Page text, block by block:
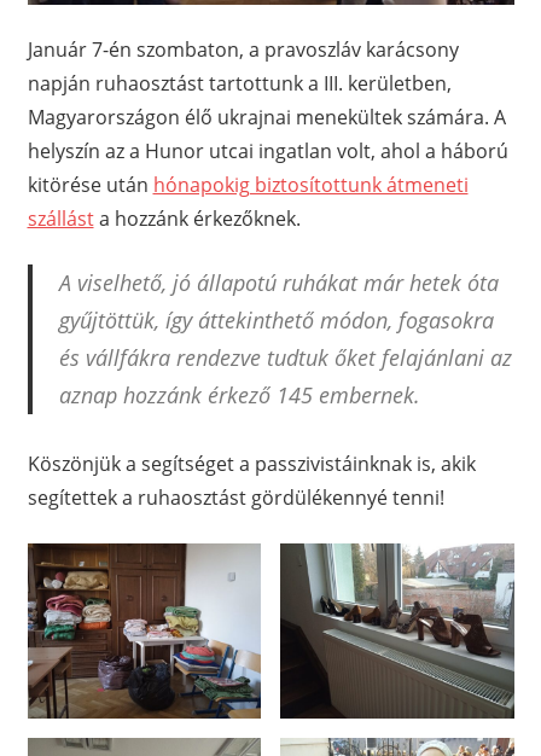
Január 7-én szombaton, a pravoszláv karácsony
napján ruhaosztást tartottunk a III. kerületben,
Magyarországon élő ukrajnai menekültek számára. A
helyszín az a Hunor utcai ingatlan volt, ahol a háború
kitörése után hónapokig biztosítottunk átmeneti
szállásta hozzánk érkezőknek.
A viselhető, jó állapotú ruhákat már hetek óta
gyűjtöttük, így áttekinthető módon, fogasokra
és vállfákra rendezve tudtuk őket felajánlani az
aznap hozzánk érkező 145 embernek.
Köszönjük a segítséget a passzivistáinknak is, akik
segítettek a ruhaosztást gördülékennyé tenni!